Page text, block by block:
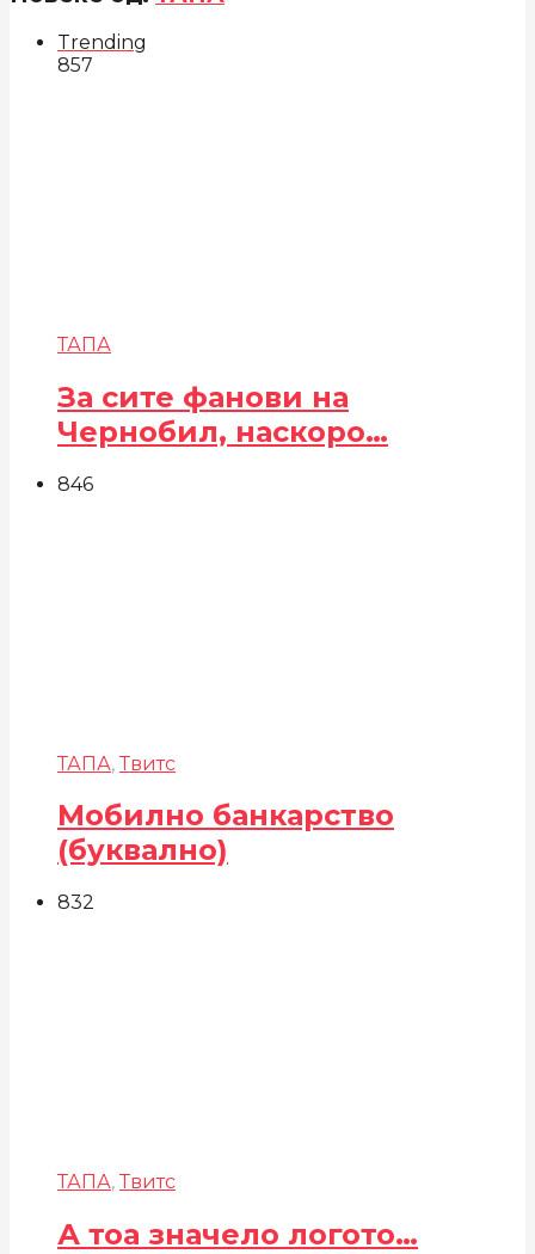
Trending
857
ТАПА
За сите фанови на
Чернобил, наскоро…
846
ТАПА, Твитс
Мобилно банкарство
(буквално)
832
ТАПА, Твитс
А тоа значело логото…